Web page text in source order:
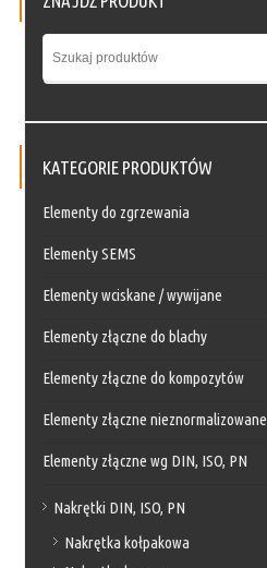
KATEGORIE PRODUKTÓW
Elementy do zgrzewania
Elementy SEMS
Elementy wciskane / wywijane
Elementy złączne do blachy
Elementy złączne do kompozytów
Elementy złączne nieznormalizowane
Elementy złączne wg DIN, ISO, PN
Nakrętki DIN, ISO, PN
Nakrętka kołpakowa